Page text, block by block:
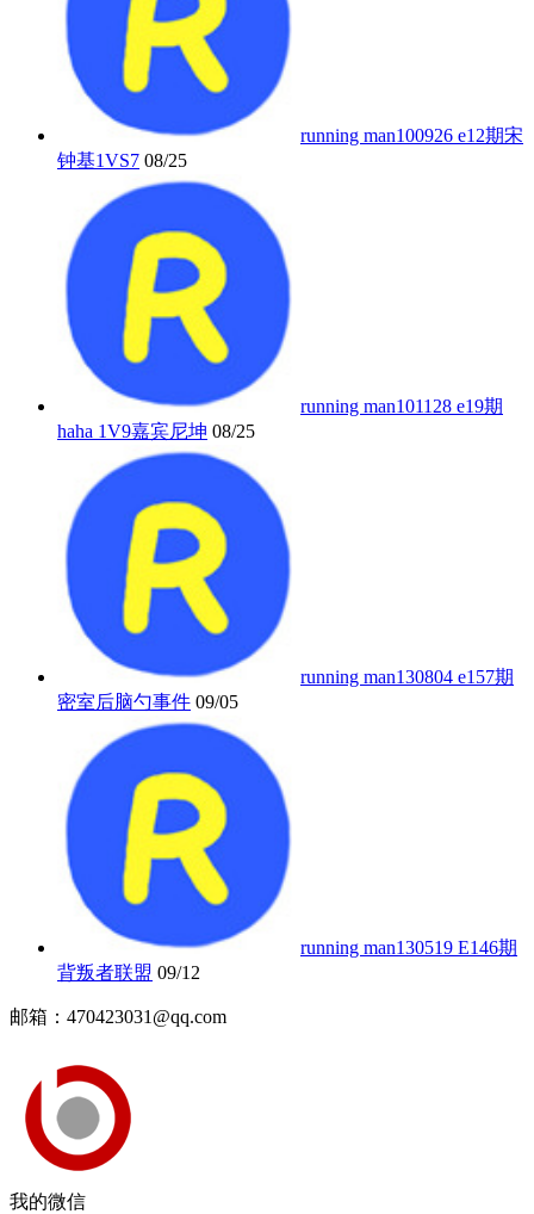
running man100926 e12期宋
钟基1VS7 08/25
running man101128 e19期
haha 1V9嘉宾尼坤 08/25
running man130804 e157期
密室后脑勺事件 09/05
running man130519 E146期
背叛者联盟 09/12
邮箱：470423031@qq.com
我的微信